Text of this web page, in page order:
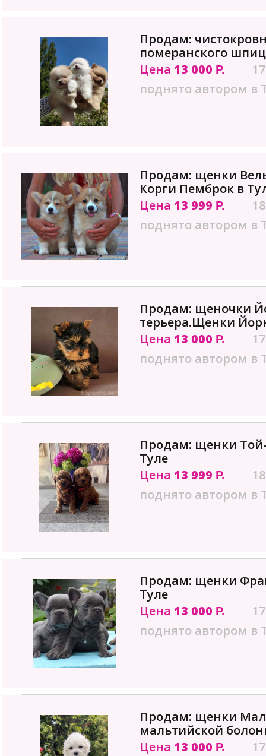
Продам:
померанского
Цена 13 000 Р.
поднято автором в
Продам: щенки
Корги Пемброк в
Цена 13 999 Р.
поднято автором в
Продам: щеночки
терьера.Щенки
Цена 13 000 Р.
поднято автором в
Продам: щенки
Туле
Цена 13 999 Р.
поднято автором в
Продам: щенки
Туле
Цена 13 000 Р.
поднято автором в
Продам: щенки
мальтийской
Цена 13 000 Р.